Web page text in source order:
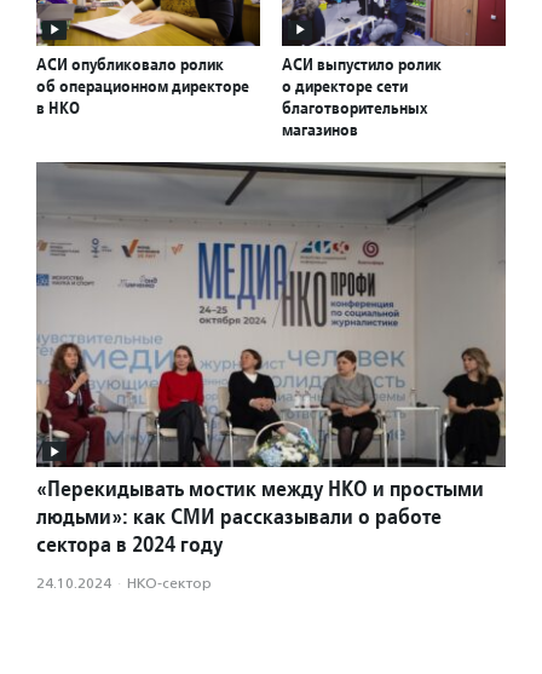
АСИ опубликовало ролик
об операционном директоре
в НКО
АСИ выпустило ролик
о директоре сети
благотворительных
магазинов
«Перекидывать мостик между НКО и простыми
людьми»: как СМИ рассказывали о работе
сектора в 2024 году
24.10.2024 · НКО-сектор